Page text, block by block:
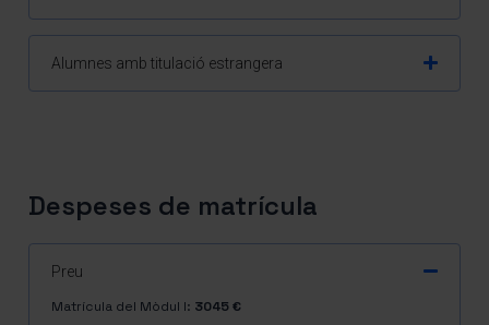
Alumnes amb titulació estrangera
Despeses de matrícula
Preu
Matrícula del Mòdul I: 3045 €